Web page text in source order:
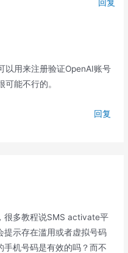
回复
以用来注册验证OpenAI账号
能不行的。
回复
很多教程说SMS activate平
提示存在滥用或者虚拟号码
手机号码是有效的吗？而不